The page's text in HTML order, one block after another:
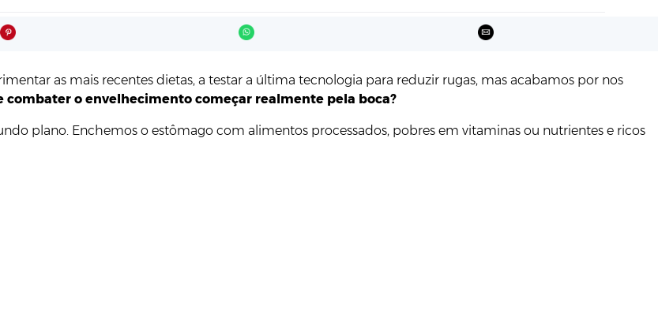
as mais recentes dietas, a testar a última tecnologia para reduzir rugas, mas acabamos por nos
combater o envelhecimento começar realmente pela boca?
plano. Enchemos o estômago com alimentos processados, pobres em vitaminas ou nutrientes e ricos